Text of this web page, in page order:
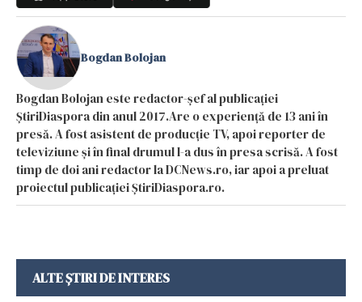
Bogdan Bolojan
Bogdan Bolojan este redactor-șef al publicației
ȘtiriDiaspora din anul 2017.Are o experiență de 13 ani în
presă. A fost asistent de producție TV, apoi reporter de
televiziune și în final drumul l-a dus în presa scrisă. A fost
timp de doi ani redactor la DCNews.ro, iar apoi a preluat
proiectul publicației ȘtiriDiaspora.ro.
ALTE ȘTIRI DE INTERES